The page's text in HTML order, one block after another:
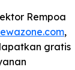
Rempoa
,
gratis